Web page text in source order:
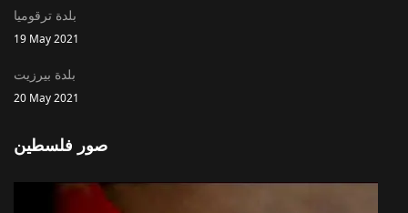
بلدة ترقوميا
19 May 2021
بلدة بيرزيت
20 May 2021
صور فلسطين